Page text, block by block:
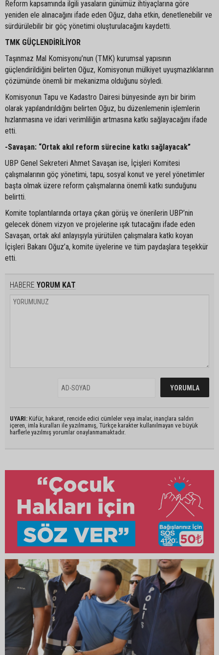
Reform kapsamında ilgili yasaların günümüz ihtiyaçlarına göre
yeniden ele alınacağını ifade eden Oğuz, daha etkin, denetlenebilir ve
sürdürülebilir bir göç yönetimi oluşturulacağını kaydetti.
TMK GÜÇLENDİRİLİYOR
Taşınmaz Mal Komisyonu’nun (TMK) kurumsal yapısının
güçlendirildiğini belirten Oğuz, Komisyonun mülkiyet uyuşmazlıklarının
çözümünde önemli bir mekanizma olduğunu söyledi.
Komisyonun Tapu ve Kadastro Dairesi bünyesinde ayrı bir birim
olarak yapılandırıldığını belirten Oğuz, bu düzenlemenin işlemlerin
hızlanmasına ve idari verimliliğin artmasına katkı sağlayacağını ifade
etti.
-Savaşan: “Ortak akıl reform sürecine katkı sağlayacak”
UBP Genel Sekreteri Ahmet Savaşan ise, İçişleri Komitesi
çalışmalarının göç yönetimi, tapu, sosyal konut ve yerel yönetimler
başta olmak üzere reform çalışmalarına önemli katkı sunduğunu
belirtti.
Komite toplantılarında ortaya çıkan görüş ve önerilerin UBP’nin
gelecek dönem vizyon ve projelerine ışık tutacağını ifade eden
Savaşan, ortak akıl anlayışıyla yürütülen çalışmalara katkı koyan
İçişleri Bakanı Oğuz’a, komite üyelerine ve tüm paydaşlara teşekkür
etti.
HABERE YORUM KAT
UYARI: Küfür, hakaret, rencide edici cümleler veya imalar, inançlara saldırı
içeren, imla kuralları ile yazılmamış, Türkçe karakter kullanılmayan ve büyük
harflerle yazılmış yorumlar onaylanmamaktadır.